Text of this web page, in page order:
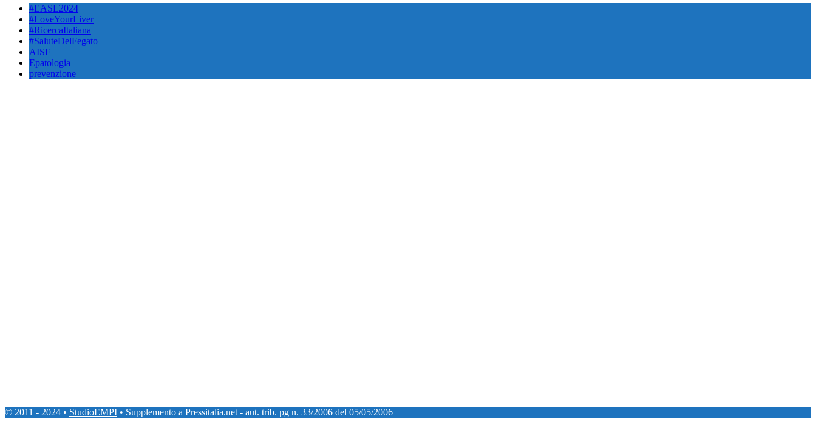
#EASL2024
#LoveYourLiver
#RicercaItaliana
#SaluteDelFegato
AISF
Epatologia
prevenzione
© 2011 - 2024 • StudioEMPI • Supplemento a Pressitalia.net - aut. trib. pg n. 33/2006 del 05/05/2006